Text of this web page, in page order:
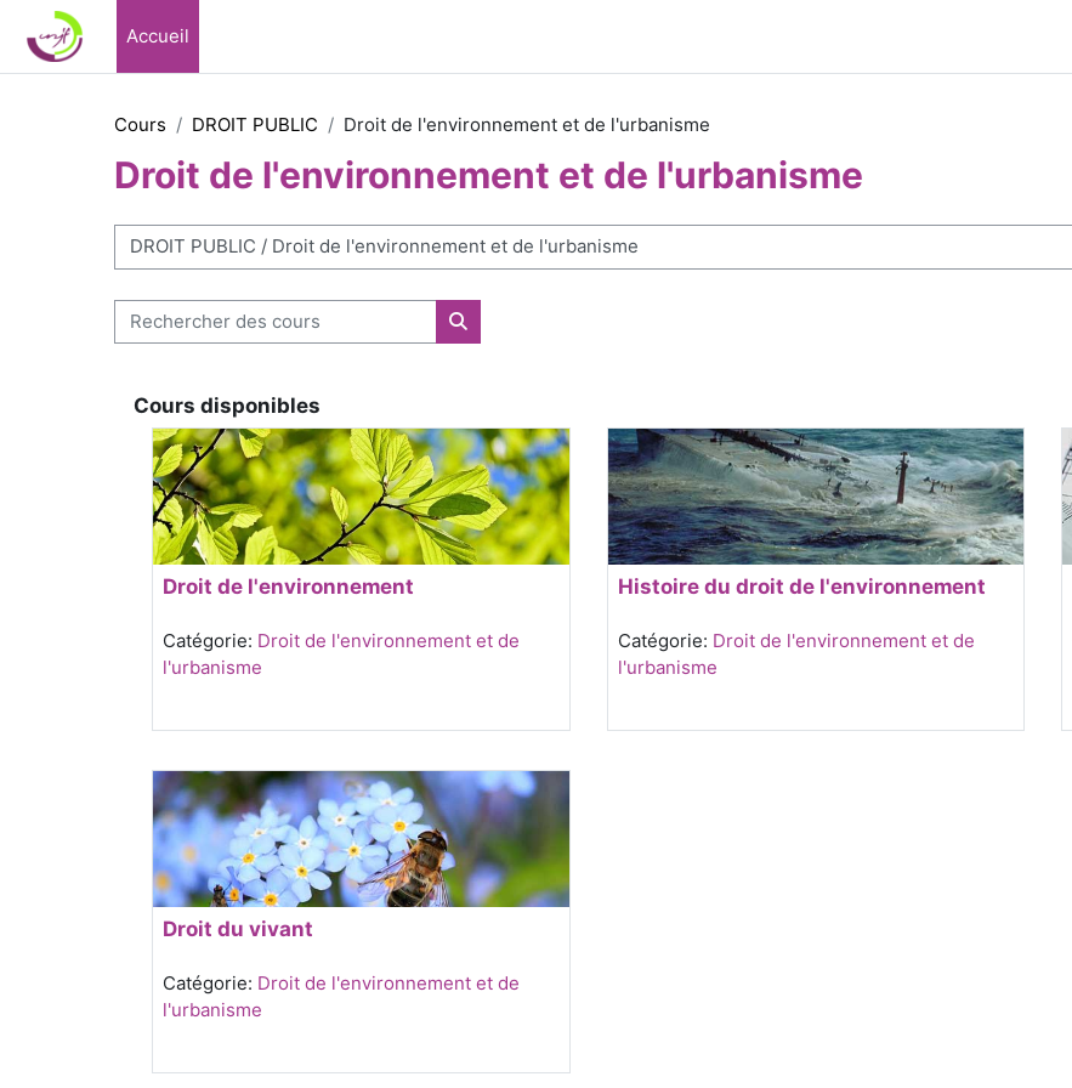
Passer au contenu principal
Accueil
Cours DROIT PUBLIC Droit de l'environnement et de l'urbanisme
Droit de l'environnement et de l'urbanisme
Catégories de cours
Rechercher des cours
Rechercher des cours
Cours disponibles
Droit de l'environnement
Catégorie: Droit de l'environnement et de
l'urbanisme
Histoire du droit de l'environnement
Catégorie: Droit de l'environnement et de
l'urbanisme
Droit du vivant
Catégorie: Droit de l'environnement et de
l'urbanisme